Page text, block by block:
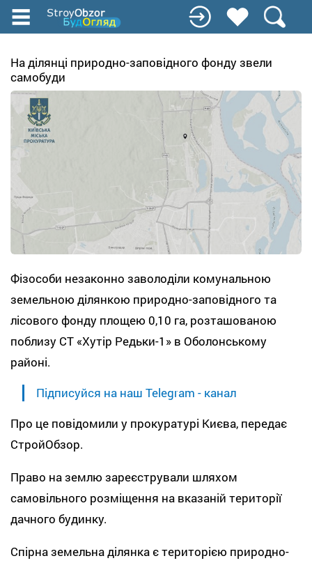
Перейти
содержанию
На ділянці природно-заповідного фонду звели
самобуди
Фізособи незаконно заволоділи комунальною
земельною ділянкою природно-заповідного та
лісового фонду площею 0,10 га, розташованою
поблизу СТ «Хутір Редьки-1» в Оболонському
районі.
Підписуйся на наш Telegram - канал
Про це повідомили у прокуратурі Києва, передає
СтройОбзор.
Право на землю зареєстрували шляхом
самовільного розміщення на вказаній території
дачного будинку.
Спірна земельна ділянка є територією природно-